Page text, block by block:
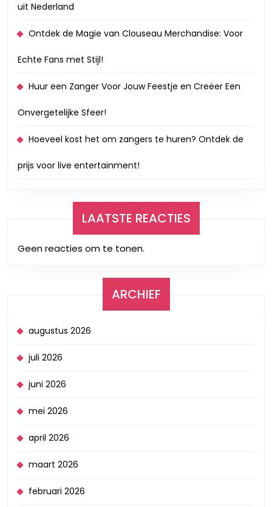
uit Nederland
Ontdek de Magie van Clouseau Merchandise: Voor
Echte Fans met Stijl!
Huur een Zanger Voor Jouw Feestje en Creëer Een
Onvergetelijke Sfeer!
Hoeveel kost het om zangers te huren? Ontdek de
prijs voor live entertainment!
LAATSTE REACTIES
Geen reacties om te tonen.
ARCHIEF
augustus 2026
juli 2026
juni 2026
mei 2026
april 2026
maart 2026
februari 2026